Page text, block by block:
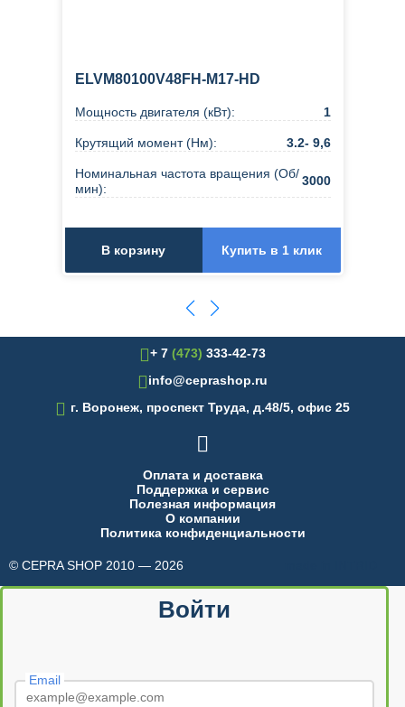
ELVM80100V48FH-M17-HD
Мощность двигателя (кВт): 1
Крутящий момент (Нм): 3.2- 9,6
Номинальная частота вращения (Об/
мин):
3000
В корзину Купить в 1 клик
+ 7 (473) 333-42-73
info@ceprashop.ru
 г. Воронеж, проспект Труда, д.48/5, офис 25

Оплата и доставка
Поддержка и сервис
Полезная информация
О компании
Политика конфиденциальности
© CEPRA SHOP 2010 — 2026
Войти
Email